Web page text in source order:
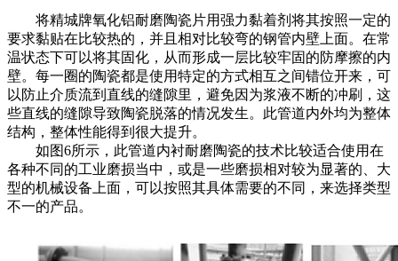
将精城牌氧化铝耐磨陶瓷片用强力黏着剂将其按照一定的
要求黏贴在比较热的，并且相对比较弯的钢管内壁上面。在常
温状态下可以将其固化，从而形成一层比较牢固的防摩擦的内
壁。每一圈的陶瓷都是使用特定的方式相互之间错位开来，可
以防止介质流到直线的缝隙里，避免因为浆液不断的冲刷，这
些直线的缝隙导致陶瓷脱落的情况发生。此管道内外均为整体
结构，整体性能得到很大提升。
如图6所示，此管道内衬耐磨陶瓷的技术比较适合使用在
各种不同的工业磨损当中，或是一些磨损相对较为显著的、大
型的机械设备上面，可以按照其具体需要的不同，来选择类型
不一的产品。